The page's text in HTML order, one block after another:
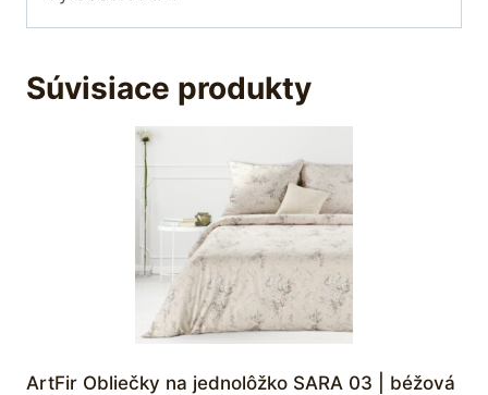
Súvisiace produkty
ArtFir Obliečky na jednolôžko SARA 03 | béžová